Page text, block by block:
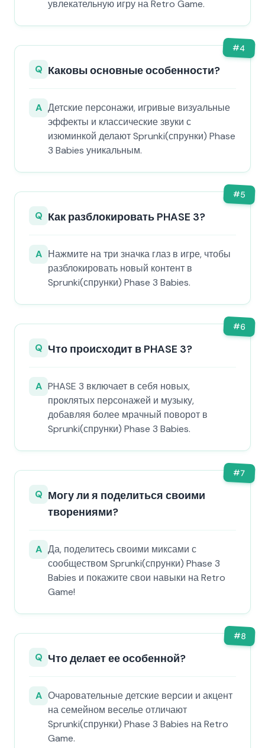
увлекательную игру на Retro Game.
#4
Q Каковы основные особенности?
A Детские персонажи, игривые визуальные
эффекты и классические звуки с
изюминкой делают Sprunki(спрунки) Phase
3 Babies уникальным.
#5
Q Как разблокировать PHASE 3?
A Нажмите на три значка глаз в игре, чтобы
разблокировать новый контент в
Sprunki(спрунки) Phase 3 Babies.
#6
Q Что происходит в PHASE 3?
A PHASE 3 включает в себя новых,
проклятых персонажей и музыку,
добавляя более мрачный поворот в
Sprunki(спрунки) Phase 3 Babies.
#7
Q Могу ли я поделиться своими
творениями?
A Да, поделитесь своими миксами с
сообществом Sprunki(спрунки) Phase 3
Babies и покажите свои навыки на Retro
Game!
#8
Q Что делает ее особенной?
A Очаровательные детские версии и акцент
на семейном веселье отличают
Sprunki(спрунки) Phase 3 Babies на Retro
Game.